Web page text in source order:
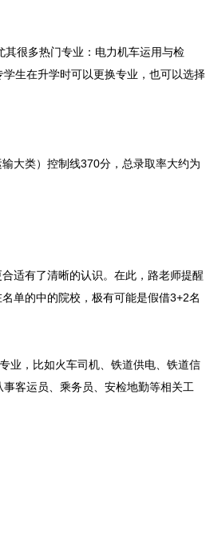
很多热门专业：电力机车运用与检
生在升学时可以更换专业，也可以选择
大类）控制线370分，总录取率大约为
适有了清晰的认识。在此，路老师提醒
单的中的院校，极有可能是假借3+2名
业，比如火车司机、铁道供电、铁道信
客运员、乘务员、安检地勤等相关工